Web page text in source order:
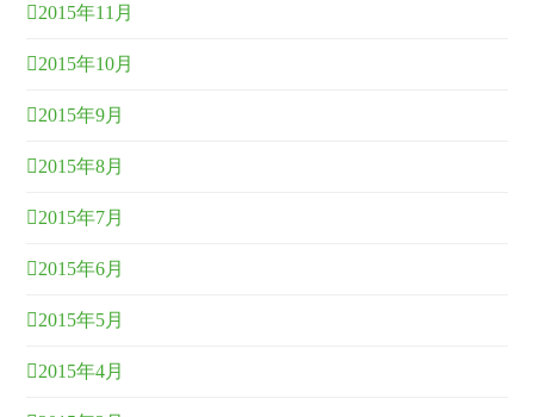
2015年11月
2015年10月
2015年9月
2015年8月
2015年7月
2015年6月
2015年5月
2015年4月